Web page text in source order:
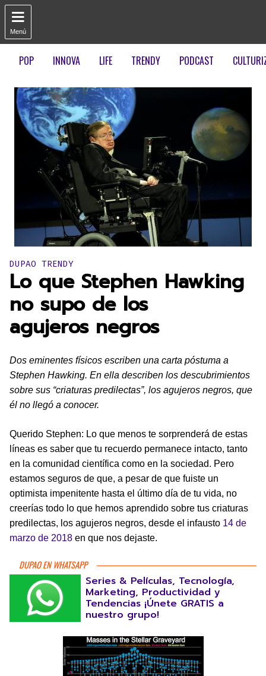

Menú
POP INNOVA LIFE TRENDY PODCAST
Publicado en:
DUPAO TRENDY
Lo que Stephen Hawking
no supo de los
agujeros negros
Dos eminentes físicos escriben una carta póstuma a
Stephen Hawking. En ella describen los descubrimientos
sobre sus “criaturas predilectas”, los agujeros negros, que
él no llegó a conocer.
Querido Stephen: Lo que menos te sorprenderá de estas
líneas es saber que tu recuerdo permanece intacto, tanto
en la comunidad científica como en la sociedad. Pero
estamos seguros de que, a pesar de que fuiste un
optimista impenitente hasta el último día de tu vida, no
creerías todo lo que hemos aprendido sobre tus criaturas
predilectas, los agujeros negros, desde el infausto 14 de
marzo de 2018 en que nos dejaste.
DUPAO EN WHATSAPP
Series & Películas, Tecnología,
Marketing, Productividad y
Tendencias ¡Únete GRATIS a
nuestro grupo!